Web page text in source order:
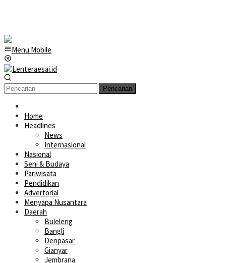
Menu Mobile
Pencarian
Home
Headlines
News
Internasional
Nasional
Seni & Budaya
Pariwisata
Pendidikan
Advertorial
Menyapa Nusantara
Daerah
Buleleng
Bangli
Denpasar
Gianyar
Jembrana